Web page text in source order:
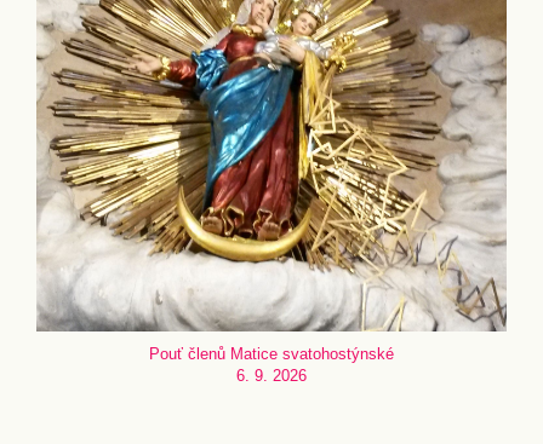
Pouť členů Matice svatohostýnské
6. 9. 2026